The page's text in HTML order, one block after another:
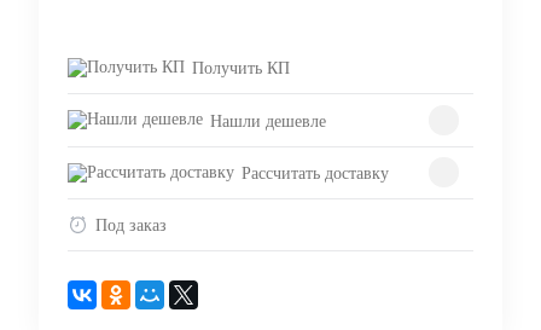
Получить КП
Нашли дешевле
Рассчитать доставку
Под заказ